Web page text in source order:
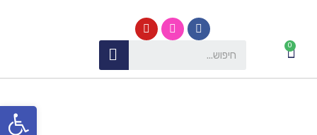
פתח סרגל נגישות